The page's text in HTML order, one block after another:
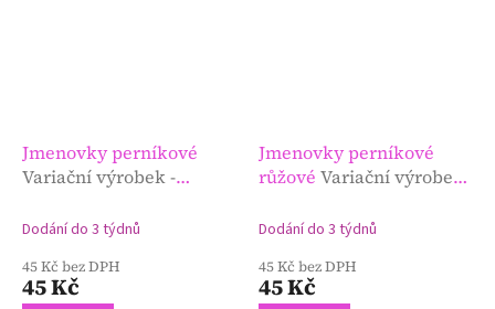
Jmenovky perníkové
Variační výrobek -
pro hosty?
Dodání do 3 týdnů
45 Kč bez DPH
45 Kč
Jmenovky perníkové
růžové Variační výrobek
pro hosty?
Dodání do 3 týdnů
45 Kč bez DPH
45 Kč